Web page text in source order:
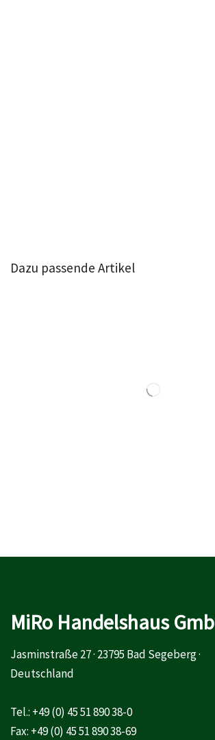
Dazu passende Artikel
MiRo Handelshaus
Jasminstraße 27 · 23795 Bad Segeberg ·
Deutschland
Tel.: +49 (0) 45 51 890 38-0
Fax: +49 (0) 45 51 890 38-69